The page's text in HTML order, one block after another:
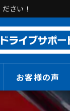
さい！
お客様の声